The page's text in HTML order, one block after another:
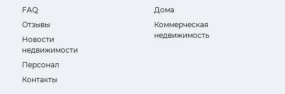
FAQ
Отзывы
Новости
недвижимости
Персонал
Контакты
Дома
Коммерческая
недвижимость